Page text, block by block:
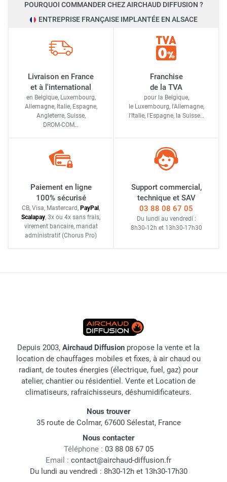
POURQUOI COMMANDER CHEZ AIRCHAUD DIFFUSION ?
ENTREPRISE FRANÇAISE IMPLANTÉE EN ALSACE
Livraison en France
et à l'international
en Belgique, Luxembourg,
Allemagne, Italie, Espagne,
Angleterre, Suisse,
DROM-COM…
Franchise
de la TVA
pour la Belgique,
le Luxembourg, l'Allemagne,
l'Italie, l'Espagne, la Suisse…
Paiement en ligne
100% sécurisé
CB, Visa, Mastercard, PayPal ,
Scalapay, 3x ou 4x sans frais,
virement bancaire, mandat
administratif (Chorus Pro)
Support commercial,
technique et SAV
03 88 08 67 05
Du lundi au vendredi :
8h30-12h et 13h30-17h30
Depuis 2003, Airchaud Diffusion propose la vente et la
location de chauffages mobiles et fixes, à air chaud ou
radiant, de toutes énergies (électrique, fuel, gaz) pour
atelier, chantier ou résidentiel. Vente et Location de
climatiseurs, rafraichisseurs, déshumidificateurs.
Nous trouver
35 route de Colmar, 67600 Sélestat, France
Nous contacter
Téléphone : 03 88 08 67 05
Email : contact@airchaud-diffusion.fr
Du lundi au vendredi : 8h30-12h et 13h30-17h30